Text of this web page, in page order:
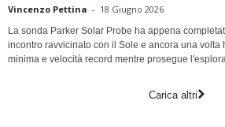
Vincenzo Pettina - 18 Giugno 2026
La sonda Parker Solar Probe ha appena
incontro ravvicinato con il Sole e ancora una volta
minima e velocità record mentre prosegue
Carica altri